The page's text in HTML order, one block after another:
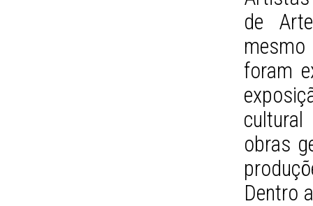
de
foram
cultural
obras
Dentro